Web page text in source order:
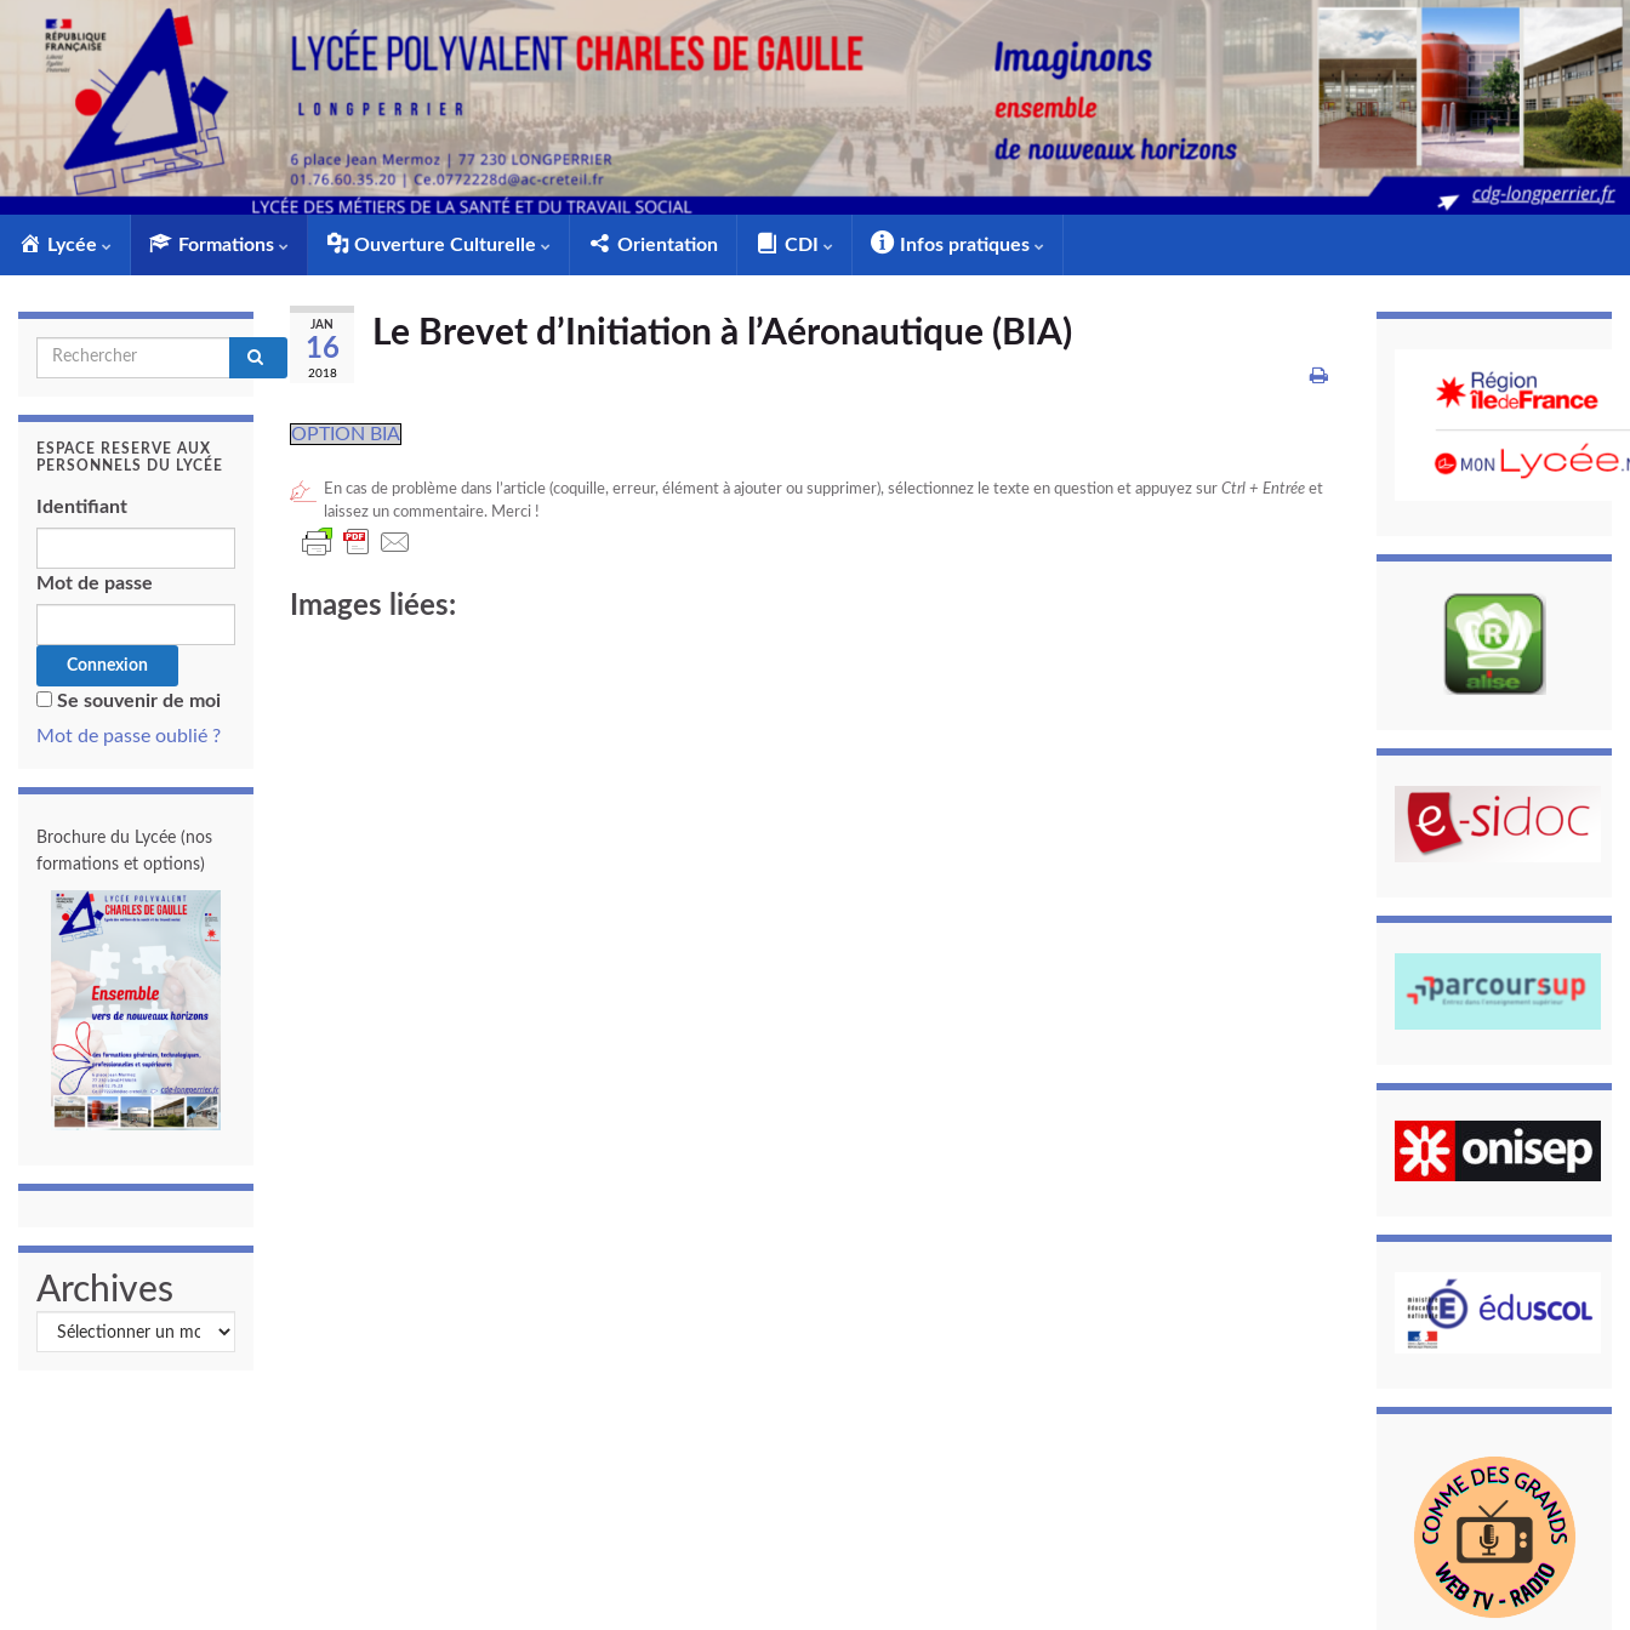
Lycée Formations Ouverture Culturelle Orientation CDI Infos pratiques
JAN
16
2018
Le Brevet d’Initiation à l’Aéronautique (BIA)
OPTION BIA
En cas de problème dans l’article (coquille, erreur, élément à ajouter ou supprimer), sélectionnez le texte en question et appuyez sur Ctrl + Entrée et
laissez un commentaire. Merci !
Images liées:
Search for:
ESPACE RESERVE AUX
PERSONNELS DU LYCÉE
Identifiant
Mot de passe
Se souvenir de moi
Mot de passe oublié ?
Brochure du Lycée (nos
formations et options)
Archives
Archives